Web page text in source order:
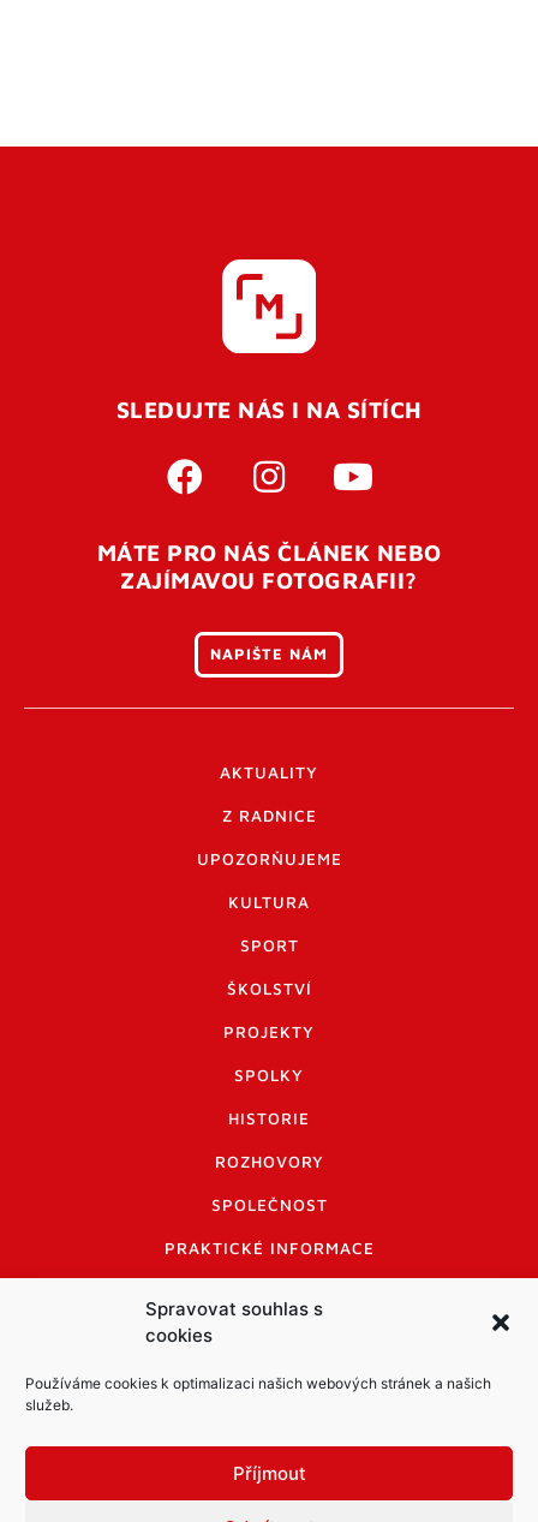
Spravovat souhlas s
cookies
Používáme cookies k optimalizaci našich webových stránek a našich
služeb.
Příjmout
SLEDUJTE NÁS I NA SÍTÍCH
MÁTE PRO NÁS ČLÁNEK NEBO
ZAJÍMAVOU FOTOGRAFII?
NAPIŠTE NÁM
AKTUALITY
Z RADNICE
UPOZORŇUJEME
KULTURA
SPORT
ŠKOLSTVÍ
PROJEKTY
SPOLKY
HISTORIE
ROZHOVORY
SPOLEČNOST
PRAKTICKÉ INFORMACE
INFORMACE A KODEX DISKUTUJÍCÍCH
LOGO A LOGO MANUÁL